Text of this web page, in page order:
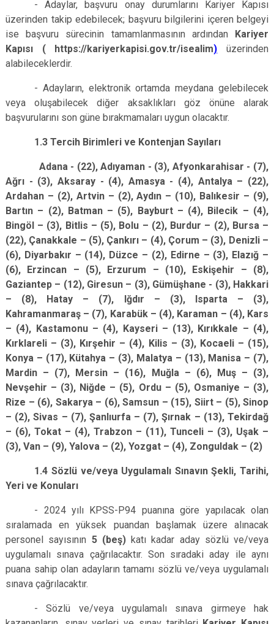
- Adaylar, başvuru onay durumlarını Kariyer Kapısı
üzerinden takip edebilecek; başvuru bilgilerini içeren belgeyi
ise başvuru sürecinin tamamlanmasının ardından Kariyer
Kapısı ( https://kariyerkapisi.gov.tr/isealim) üzerinden
alabileceklerdir.
- Adayların, elektronik ortamda meydana gelebilecek
veya oluşabilecek diğer aksaklıkları göz önüne alarak
başvurularını son güne bırakmamaları uygun olacaktır.
1.3 Tercih Birimleri ve Kontenjan Sayıları
Adana - (22), Adıyaman - (3), Afyonkarahisar - (7),
Ağrı - (3), Aksaray - (4), Amasya - (4), Antalya – (22),
Ardahan – (2), Artvin – (2), Aydın – (10), Balıkesir – (9),
Bartın – (2), Batman – (5), Bayburt – (4), Bilecik – (4),
Bingöl – (3), Bitlis – (5), Bolu – (2), Burdur – (2), Bursa –
(22), Çanakkale – (5), Çankırı – (4), Çorum – (3), Denizli –
(6), Diyarbakır – (14), Düzce – (2), Edirne – (3), Elazığ –
(6), Erzincan – (5), Erzurum – (10), Eskişehir – (8),
Gaziantep – (12), Giresun – (3), Gümüşhane - (3), Hakkari
– (8), Hatay – (7), Iğdır – (3), Isparta – (3),
Kahramanmaraş – (7), Karabük – (4), Karaman – (4), Kars
– (4), Kastamonu – (4), Kayseri – (13), Kırıkkale – (4),
Kırklareli – (3), Kırşehir – (4), Kilis – (3), Kocaeli – (15),
Konya – (17), Kütahya – (3), Malatya – (13), Manisa – (7),
Mardin – (7), Mersin – (16), Muğla – (6), Muş – (3),
Nevşehir – (3), Niğde – (5), Ordu – (5), Osmaniye – (3),
Rize – (6), Sakarya – (6), Samsun – (15), Siirt – (5), Sinop
– (2), Sivas – (7), Şanlıurfa – (7), Şırnak – (13), Tekirdağ
– (6), Tokat – (4), Trabzon – (11), Tunceli – (3), Uşak –
(3), Van – (9), Yalova – (2), Yozgat – (4), Zonguldak – (2)
1.4 Sözlü ve/veya Uygulamalı Sınavın Şekli, Tarihi,
Yeri ve Konuları
- 2024 yılı KPSS-P94 puanına göre yapılacak olan
sıralamada en yüksek puandan başlamak üzere alınacak
personel sayısının 5 (beş)katı kadar aday sözlü ve/veya
uygulamalı sınava çağrılacaktır. Son sıradaki aday ile aynı
puana sahip olan adayların tamamı sözlü ve/veya uygulamalı
sınava çağrılacaktır.
- Sözlü ve/veya uygulamalı sınava girmeye hak